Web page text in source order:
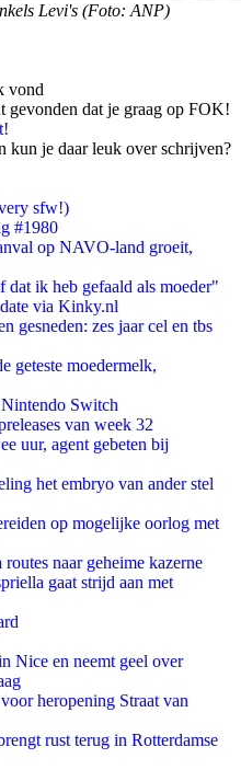
Levi's (Foto: ANP)
vond
gevonden dat je graag op FOK!
kun je daar leuk over schrijven?
sfw!)
#1980
op NAVO-land groeit,
ik heb gefaald als moeder"
via Kinky.nl
gesneden: zes jaar cel en tbs
geteste moedermelk,
Switch
van week 32
uur, agent gebeten bij
het embryo van ander stel
op mogelijke oorlog met
naar geheime kazerne
gaat strijd aan met
Nice en neemt geel over
heropening Straat van
rust terug in Rotterdamse